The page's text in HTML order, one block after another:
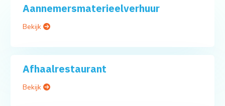
Aannemersmaterieelverhuur
Bekijk
Afhaalrestaurant
Bekijk